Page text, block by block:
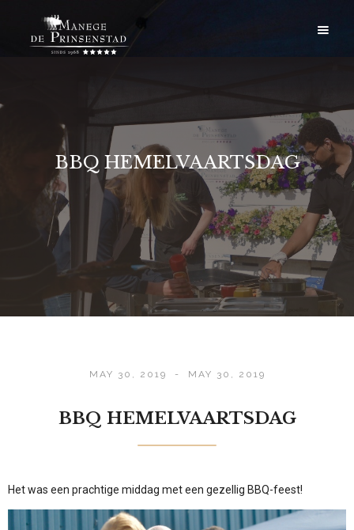
BBQ HEMELVAARTSDAG
MAY 30, 2019 - MAY 30, 2019
BBQ HEMELVAARTSDAG
Het was een prachtige middag met een gezellig BBQ-feest!